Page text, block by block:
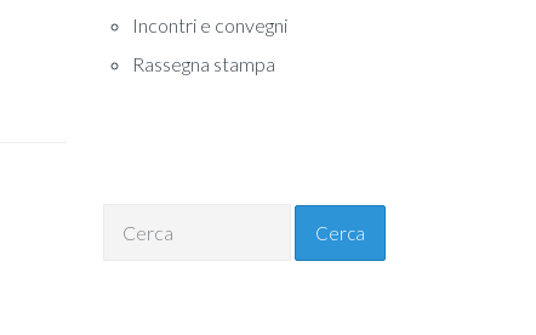
Incontri e convegni
Rassegna stampa
Cerca